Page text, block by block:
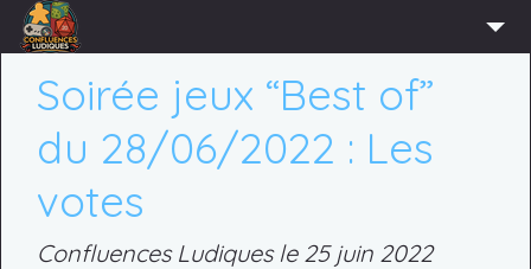
ADHÉRER
AGENDA
ACTUS
Soirée jeux “Best of”
du 28/06/2022 : Les
votes
Confluences Ludiques le 25 juin 2022